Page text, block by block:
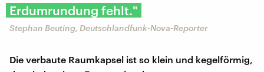
Erdumrundung fehlt."
Stephan Beuting, Deutschlandfunk-Nova-Reporter
Die verbaute Raumkapsel ist so klein und kegelförmig,